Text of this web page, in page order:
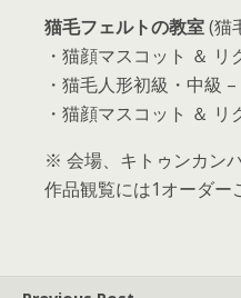
猫毛フェルトの教室(猫
・猫顔マスコット ＆
・猫毛人形初級・中級
・猫顔マスコット ＆
※ 会場、キトゥンカン
作品観覧には1オーダー